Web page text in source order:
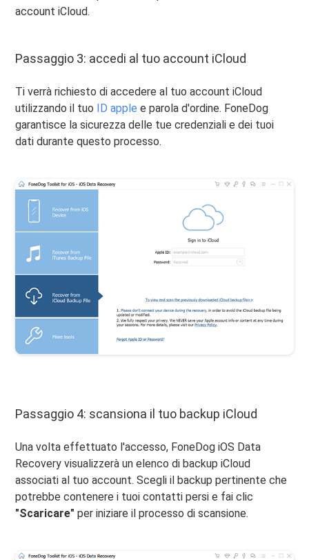
account iCloud.
Passaggio 3: accedi al tuo account iCloud
Ti verrà richiesto di accedere al tuo account iCloud
utilizzando il tuo
ID apple e parola d'ordine. FoneDog
garantisce la sicurezza delle tue credenziali e dei tuoi
dati durante questo processo.
Passaggio 4: scansiona il tuo backup iCloud
Una volta effettuato l'accesso, FoneDog iOS Data
Recovery visualizzerà un elenco di backup iCloud
associati al tuo account. Scegli il backup pertinente che
potrebbe contenere i tuoi contatti persi e fai clic
"Scaricare" per iniziare il processo di scansione.